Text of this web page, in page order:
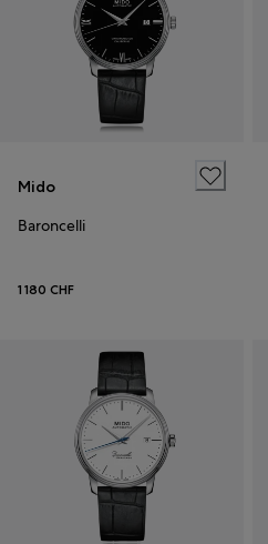
Mido
Baroncelli
1 180 CHF